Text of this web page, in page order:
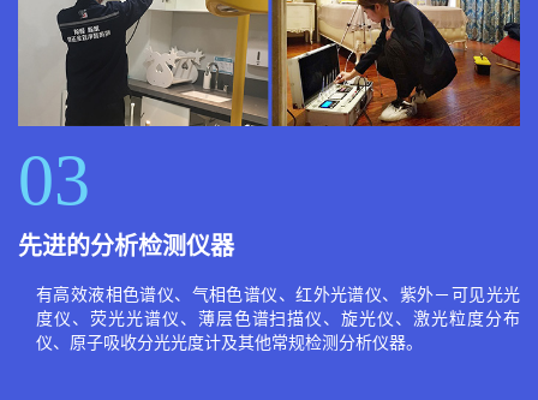
03
先进的分析检测仪器
有高效液相色谱仪、气相色谱仪、红外光谱仪、紫外－可见光光
度仪、荧光光谱仪、薄层色谱扫描仪、旋光仪、激光粒度分布
仪、原子吸收分光光度计及其他常规检测分析仪器。